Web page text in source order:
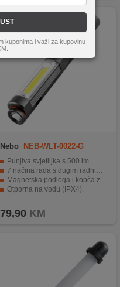
kuponima i važi za kupovinu
Nebo NEB-WLT-0022-G
Punjiva svjetiljka s 500 lm.
7 načina rada s dugim radnim vremenom.
Magnetska podloga i kopča za remen.
Otporna na vodu (IPX4).
79,90 KM